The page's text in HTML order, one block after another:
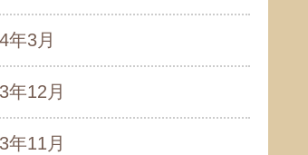
年3月
年12月
年11月